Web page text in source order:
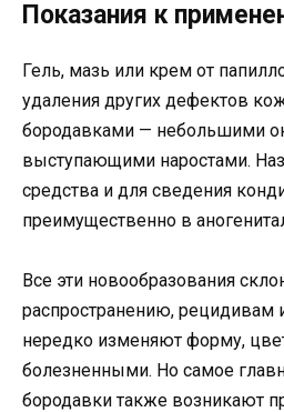
Показания к
Гель, мазь или крем от
удаления других дефектов
бородавками — небольшими
выступающими наростами.
средства и для сведения
преимущественно в
Все эти новообразования
распространению, рецидивам
нередко изменяют форму,
болезненными. Но самое
бородавки также возникают